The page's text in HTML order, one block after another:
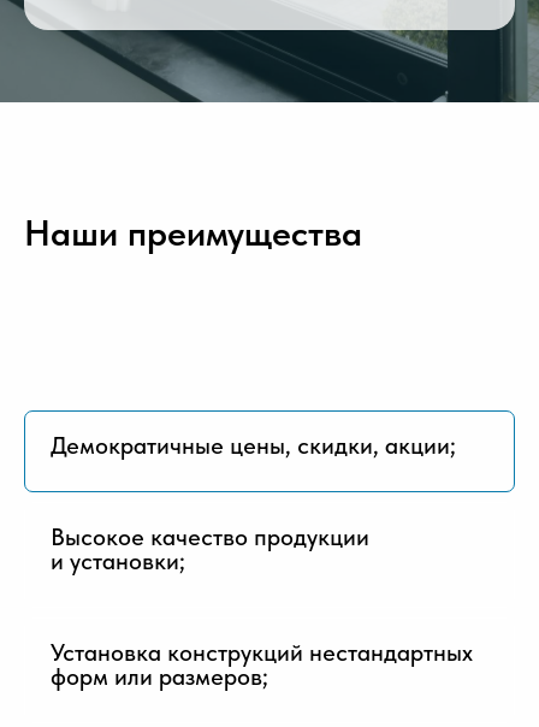
Наши преимущества
Демократичные цены, скидки, акции;
Высокое качество продукции
и установки;
Установка конструкций нестандартных
форм или размеров;